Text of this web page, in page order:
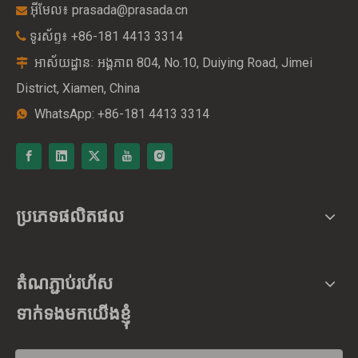
 អ៊ីមែល៖ prasada@prasada.cn
 ទូរស័ព្ទ៖ +86-181 4413 3314
 អាស័យដ្ឋានៈ អង្គភាព 804, No.10, Duiying Road, Jimei
District, Xiamen, China
 WhatsApp: +86-181 4413 3314
ប្រភេទផលិតផល
តំណភ្ជាប់រហ័ស
ទាក់ទងមកយើងខ្ញុំ